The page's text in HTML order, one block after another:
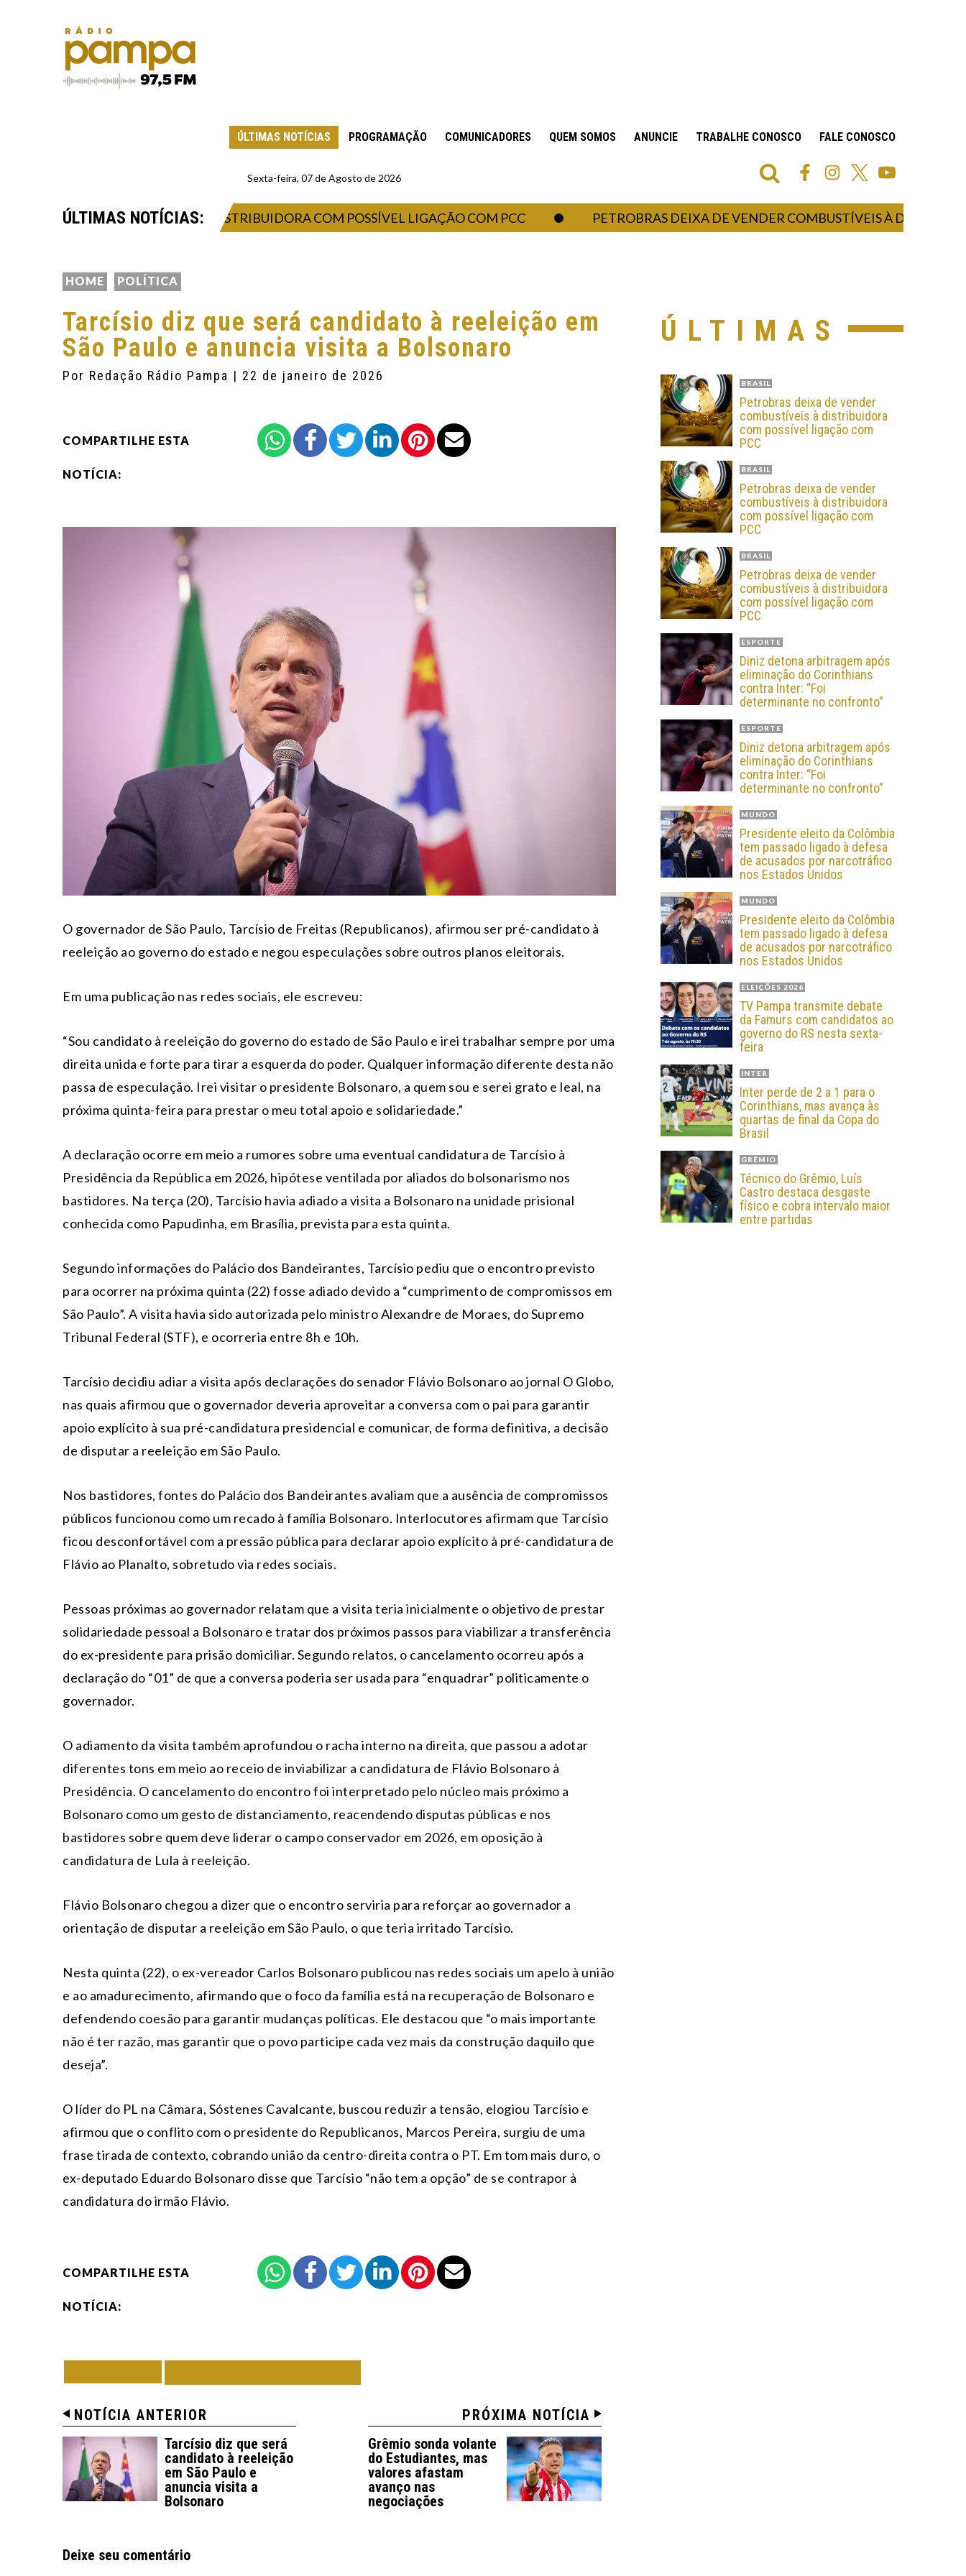
ÚLTIMAS NOTÍCIAS PROGRAMAÇÃO COMUNICADORES QUEM SOMOS ANUNCIE TRABALHE CONOSCO FALE CONOSCO
Sexta-feira, 07 de Agosto de 2026
ÚLTIMAS NOTÍCIAS:
VENDER COMBUSTÍVEIS À DISTRIBUIDORA COM POSSÍVEL LIGAÇÃO COM PCC PETROBRAS DEIXA DE VENDER COMBUSTÍVEIS À
HOME POLÍTICA
Tarcísio diz que será candidato à reeleição em
São Paulo e anuncia visita a Bolsonaro
Por Redação Rádio Pampa | 22 de janeiro de 2026
COMPARTILHE ESTA
NOTÍCIA:
O governador de São Paulo, Tarcísio de Freitas (Republicanos), afirmou ser pré-candidato à
reeleição ao governo do estado e negou especulações sobre outros planos eleitorais.
Em uma publicação nas redes sociais, ele escreveu:
“Sou candidato à reeleição do governo do estado de São Paulo e irei trabalhar sempre por uma
direita unida e forte para tirar a esquerda do poder. Qualquer informação diferente desta não
passa de especulação. Irei visitar o presidente Bolsonaro, a quem sou e serei grato e leal, na
próxima quinta-feira para prestar o meu total apoio e solidariedade.”
A declaração ocorre em meio a rumores sobre uma eventual candidatura de Tarcísio à
Presidência da República em 2026, hipótese ventilada por aliados do bolsonarismo nos
bastidores. Na terça (20), Tarcísio havia adiado a visita a Bolsonaro na unidade prisional
conhecida como Papudinha, em Brasília, prevista para esta quinta.
Segundo informações do Palácio dos Bandeirantes, Tarcísio pediu que o encontro previsto
para ocorrer na próxima quinta (22) fosse adiado devido a “cumprimento de compromissos em
São Paulo”. A visita havia sido autorizada pelo ministro Alexandre de Moraes, do Supremo
Tribunal Federal (STF), e ocorreria entre 8h e 10h.
Tarcísio decidiu adiar a visita após declarações do senador Flávio Bolsonaro ao jornal O Globo,
nas quais afirmou que o governador deveria aproveitar a conversa com o pai para garantir
apoio explícito à sua pré-candidatura presidencial e comunicar, de forma definitiva, a decisão
de disputar a reeleição em São Paulo.
Nos bastidores, fontes do Palácio dos Bandeirantes avaliam que a ausência de compromissos
públicos funcionou como um recado à família Bolsonaro. Interlocutores afirmam que Tarcísio
ficou desconfortável com a pressão pública para declarar apoio explícito à pré-candidatura de
Flávio ao Planalto, sobretudo via redes sociais.
Pessoas próximas ao governador relatam que a visita teria inicialmente o objetivo de prestar
solidariedade pessoal a Bolsonaro e tratar dos próximos passos para viabilizar a transferência
do ex-presidente para prisão domiciliar. Segundo relatos, o cancelamento ocorreu após a
declaração do “01” de que a conversa poderia ser usada para “enquadrar” politicamente o
governador.
O adiamento da visita também aprofundou o racha interno na direita, que passou a adotar
diferentes tons em meio ao receio de inviabilizar a candidatura de Flávio Bolsonaro à
Presidência. O cancelamento do encontro foi interpretado pelo núcleo mais próximo a
Bolsonaro como um gesto de distanciamento, reacendendo disputas públicas e nos
bastidores sobre quem deve liderar o campo conservador em 2026, em oposição à
candidatura de Lula à reeleição.
Flávio Bolsonaro chegou a dizer que o encontro serviria para reforçar ao governador a
orientação de disputar a reeleição em São Paulo, o que teria irritado Tarcísio.
Nesta quinta (22), o ex-vereador Carlos Bolsonaro publicou nas redes sociais um apelo à união
e ao amadurecimento, afirmando que o foco da família está na recuperação de Bolsonaro e
defendendo coesão para garantir mudanças políticas. Ele destacou que “o mais importante
não é ter razão, mas garantir que o povo participe cada vez mais da construção daquilo que
deseja”.
O líder do PL na Câmara, Sóstenes Cavalcante, buscou reduzir a tensão, elogiou Tarcísio e
afirmou que o conflito com o presidente do Republicanos, Marcos Pereira, surgiu de uma
frase tirada de contexto, cobrando união da centro-direita contra o PT. Em tom mais duro, o
ex-deputado Eduardo Bolsonaro disse que Tarcísio “não tem a opção” de se contrapor à
candidatura do irmão Flávio.
COMPARTILHE ESTA
NOTÍCIA:
NOTÍCIA ANTERIOR
Tarcísio diz que será
candidato à reeleição
em São Paulo e
anuncia visita a
Bolsonaro
PRÓXIMA NOTÍCIA
Grêmio sonda volante
do Estudiantes, mas
valores afastam
avanço nas
negociações
Deixe seu comentário
ÚLTIMAS
BRASIL
Petrobras deixa de vender
combustíveis à distribuidora
com possível ligação com
PCC
BRASIL
Petrobras deixa de vender
combustíveis à distribuidora
com possível ligação com
PCC
BRASIL
Petrobras deixa de vender
combustíveis à distribuidora
com possível ligação com
PCC
ESPORTE
Diniz detona arbitragem após
eliminação do Corinthians
contra Inter: “Foi
determinante no confronto”
ESPORTE
Diniz detona arbitragem após
eliminação do Corinthians
contra Inter: “Foi
determinante no confronto”
MUNDO
Presidente eleito da Colômbia
tem passado ligado à defesa
de acusados por narcotráfico
nos Estados Unidos
MUNDO
Presidente eleito da Colômbia
tem passado ligado à defesa
de acusados por narcotráfico
nos Estados Unidos
ELEIÇÕES 2026
TV Pampa transmite debate
da Famurs com candidatos ao
governo do RS nesta sexta-
feira
INTER
Inter perde de 2 a 1 para o
Corinthians, mas avança às
quartas de final da Copa do
Brasil
GRÊMIO
Técnico do Grêmio, Luís
Castro destaca desgaste
físico e cobra intervalo maior
entre partidas